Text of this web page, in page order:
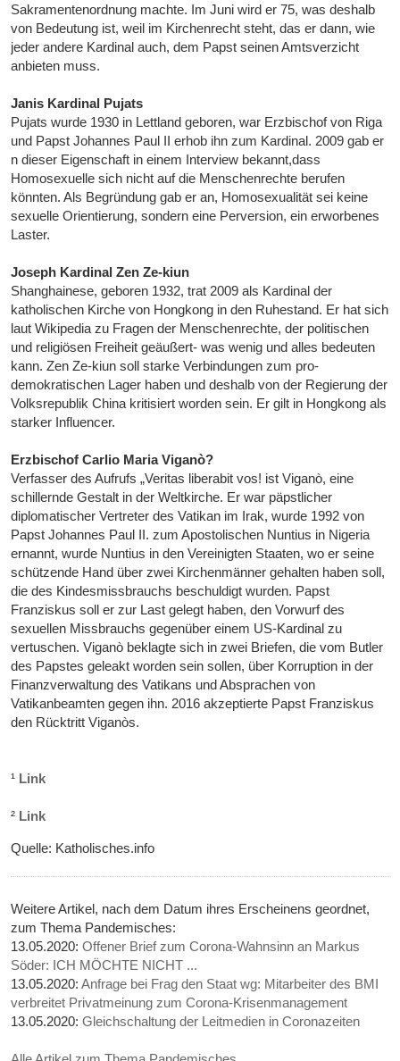
Sakramentenordnung machte. Im Juni wird er 75, was deshalb
von Bedeutung ist, weil im Kirchenrecht steht, das er dann, wie
jeder andere Kardinal auch, dem Papst seinen Amtsverzicht
anbieten muss.
Janis Kardinal Pujats
Pujats wurde 1930 in Lettland geboren, war Erzbischof von Riga
und Papst Johannes Paul II erhob ihn zum Kardinal. 2009 gab er
n dieser Eigenschaft in einem Interview bekannt,dass
Homosexuelle sich nicht auf die Menschenrechte berufen
könnten. Als Begründung gab er an, Homosexualität sei keine
sexuelle Orientierung, sondern eine Perversion, ein erworbenes
Laster.
Joseph Kardinal Zen Ze-kiun
Shanghainese, geboren 1932, trat 2009 als Kardinal der
katholischen Kirche von Hongkong in den Ruhestand. Er hat sich
laut Wikipedia zu Fragen der Menschenrechte, der politischen
und religiösen Freiheit geäußert- was wenig und alles bedeuten
kann. Zen Ze-kiun soll starke Verbindungen zum pro-
demokratischen Lager haben und deshalb von der Regierung der
Volksrepublik China kritisiert worden sein. Er gilt in Hongkong als
starker Influencer.
Erzbischof Carlio Maria Viganò?
Verfasser des Aufrufs „Veritas liberabit vos! ist Viganò, eine
schillernde Gestalt in der Weltkirche. Er war päpstlicher
diplomatischer Vertreter des Vatikan im Irak, wurde 1992 von
Papst Johannes Paul II. zum Apostolischen Nuntius in Nigeria
ernannt, wurde Nuntius in den Vereinigten Staaten, wo er seine
schützende Hand über zwei Kirchenmänner gehalten haben soll,
die des Kindesmissbrauchs beschuldigt wurden. Papst
Franziskus soll er zur Last gelegt haben, den Vorwurf des
sexuellen Missbrauchs gegenüber einem US-Kardinal zu
vertuschen. Viganò beklagte sich in zwei Briefen, die vom Butler
des Papstes geleakt worden sein sollen, über Korruption in der
Finanzverwaltung des Vatikans und Absprachen von
Vatikanbeamten gegen ihn. 2016 akzeptierte Papst Franziskus
den Rücktritt Viganòs.
¹ Link
² Link
Quelle: Katholisches.info
Weitere Artikel, nach dem Datum ihres Erscheinens geordnet,
zum Thema Pandemisches:
13.05.2020:Offener Brief zum Corona-Wahnsinn an Markus
Söder: ICH MÖCHTE NICHT ...
13.05.2020:Anfrage bei Frag den Staat wg: Mitarbeiter des BMI
verbreitet Privatmeinung zum Corona-Krisenmanagement
13.05.2020:Gleichschaltung der Leitmedien in Coronazeiten